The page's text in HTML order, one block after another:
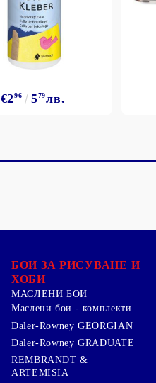
€296 579лв.
БОИ ЗА РИСУВАНЕ И
ХОБИ
МАСЛЕНИ БОИ
Маслени бои - комплекти
Daler-Rowney GEORGIAN
Daler-Rowney GRADUATE
REMBRANDT &
ARTEMISIA